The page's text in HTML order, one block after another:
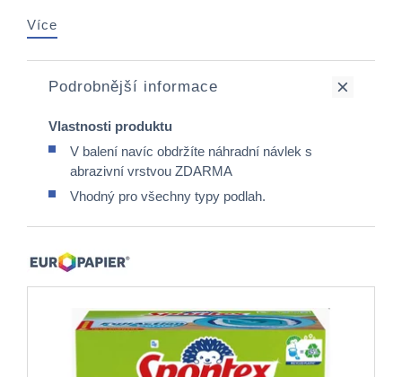
Více
Podrobnější informace
Vlastnosti produktu
V balení navíc obdržíte náhradní návlek s
abrazivní vrstvou ZDARMA
Vhodný pro všechny typy podlah.